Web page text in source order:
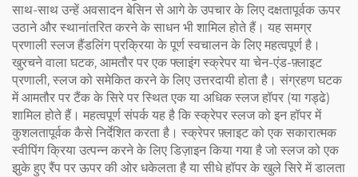
साथ-साथ उन्हें अवसादन बेसिन से आगे के उपचार के लिए दक्षतापूर्वक ऊपर
उठाने और स्थानांतरित करने के साधन भी शामिल होते हैं। यह समग्र
प्रणाली स्लज हैंडलिंग प्रक्रिया के पूर्ण स्वचालन के लिए महत्वपूर्ण है।
खुरचने वाला घटक, आमतौर पर एक फ्लाइंग स्क्रेपर या चेन-एंड-फ़्लाइट
प्रणाली, स्लज को समेकित करने के लिए उत्तरदायी होता है। संग्रहण घटक
में आमतौर पर टैंक के सिरे पर स्थित एक या अधिक स्लज हॉपर (या गड्ढे)
शामिल होते हैं। महत्वपूर्ण संपर्क यह है कि स्क्रेपर स्लज को इन हॉपर में
कुशलतापूर्वक कैसे निर्देशित करता है। स्क्रेपर फ़्लाइट को एक सकारात्मक
स्वीपिंग क्रिया उत्पन्न करने के लिए डिज़ाइन किया गया है जो स्लज को एक
झुके हुए रैंप पर ऊपर की ओर धकेलता है या सीधे हॉपर के खुले सिरे में डालता